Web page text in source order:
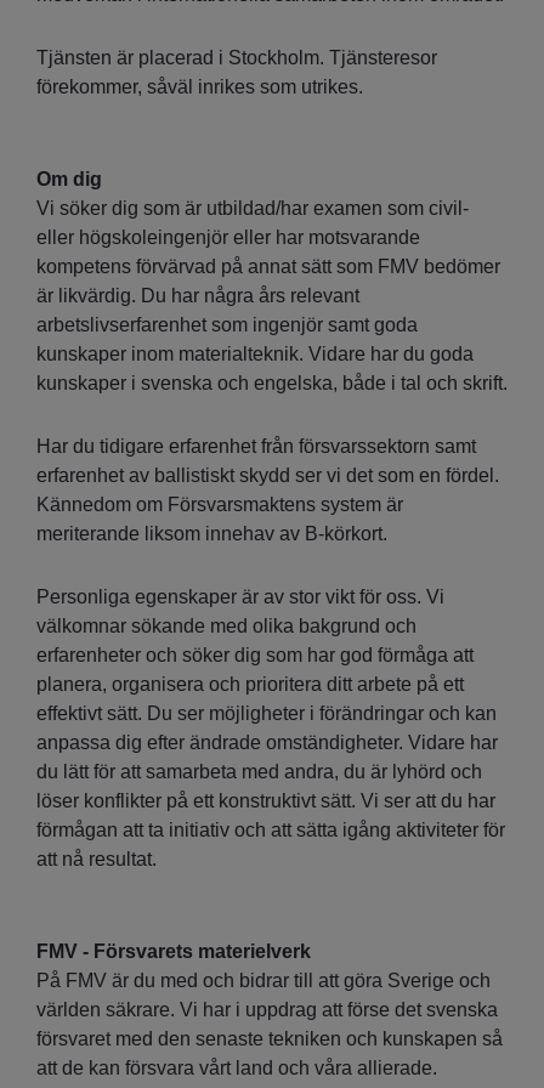
Tjänsten är placerad i Stockholm. Tjänsteresor
förekommer, såväl inrikes som utrikes.
Om dig
Vi söker dig som är utbildad/har examen som civil-
eller högskoleingenjör eller har motsvarande
kompetens förvärvad på annat sätt som FMV bedömer
är likvärdig. Du har några års relevant
arbetslivserfarenhet som ingenjör samt goda
kunskaper inom materialteknik. Vidare har du goda
kunskaper i svenska och engelska, både i tal och skrift.
Har du tidigare erfarenhet från försvarssektorn samt
erfarenhet av ballistiskt skydd ser vi det som en fördel.
Kännedom om Försvarsmaktens system är
meriterande liksom innehav av B-körkort.
Personliga egenskaper är av stor vikt för oss. Vi
välkomnar sökande med olika bakgrund och
erfarenheter och söker dig som har god förmåga att
planera, organisera och prioritera ditt arbete på ett
effektivt sätt. Du ser möjligheter i förändringar och kan
anpassa dig efter ändrade omständigheter. Vidare har
du lätt för att samarbeta med andra, du är lyhörd och
löser konflikter på ett konstruktivt sätt. Vi ser att du har
förmågan att ta initiativ och att sätta igång aktiviteter för
att nå resultat.
FMV - Försvarets materielverk
På FMV är du med och bidrar till att göra Sverige och
världen säkrare. Vi har i uppdrag att förse det svenska
försvaret med den senaste tekniken och kunskapen så
att de kan försvara vårt land och våra allierade.